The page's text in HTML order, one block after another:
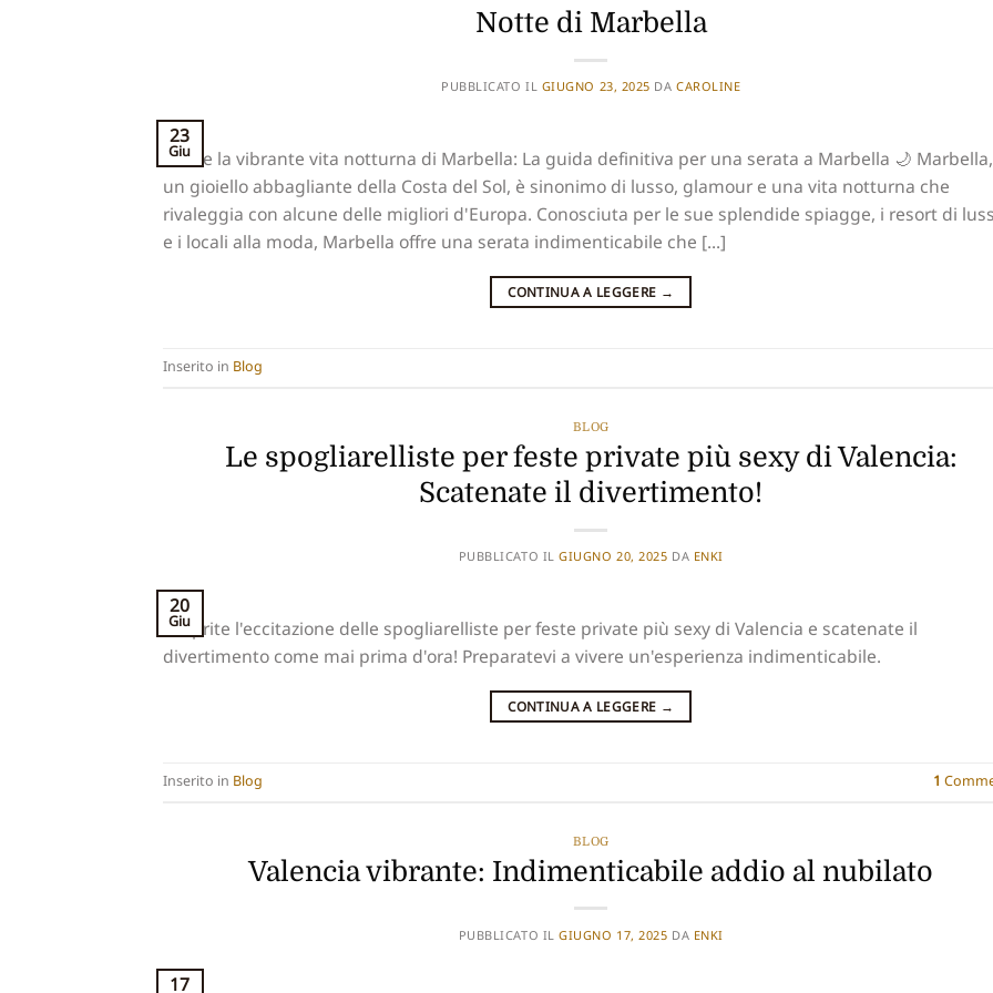
Notte di Marbella
PUBBLICATO IL GIUGNO 23, 2025 DACAROLINE
23
Giu
Vivere la vibrante vita notturna di Marbella: La guida definitiva per una serata a Marbella 🌙 Marbella,
un gioiello abbagliante della Costa del Sol, è sinonimo di lusso, glamour e una vita notturna che
rivaleggia con alcune delle migliori d'Europa. Conosciuta per le sue splendide spiagge, i resort di
e i locali alla moda, Marbella offre una serata indimenticabile che [...]
CONTINUA A LEGGERE →
Inserito in Blog
BLOG
Le spogliarelliste per feste private più sexy di Valencia:
Scatenate il divertimento!
PUBBLICATO ILGIUGNO 20, 2025 DA ENKI
20
Giu
Scoprite l'eccitazione delle spogliarelliste per feste private più sexy di Valencia e scatenate il
divertimento come mai prima d'ora! Preparatevi a vivere un'esperienza indimenticabile.
CONTINUA A LEGGERE →
Inserito in Blog 1
BLOG
Valencia vibrante: Indimenticabile addio al nubilato
PUBBLICATO ILGIUGNO 17, 2025 DA ENKI
17